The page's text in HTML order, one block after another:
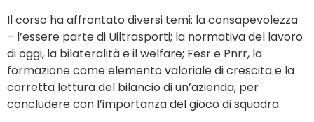
Il corso ha affrontato diversi temi: la consapevolezza
– l’essere parte di Uiltrasporti; la normativa del lavoro
di oggi, la bilateralità e il welfare; Fesr e Pnrr, la
formazione come elemento valoriale di crescita e la
corretta lettura del bilancio di un’azienda; per
concludere con l’importanza del gioco di squadra.